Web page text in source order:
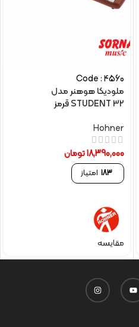
Code : 4560
ملودیکا هوهنر مدل
STUDENT 32 قرمز
Hohner
18,390,000تومان
183 امتیاز
مقایسه